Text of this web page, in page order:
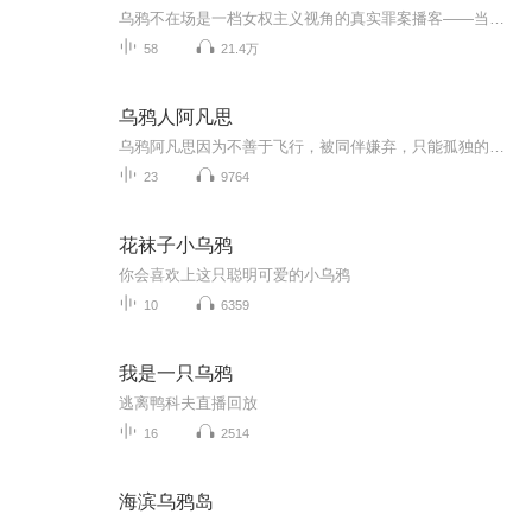
58 21.4万
乌鸦人阿凡思
23 9764
花袜子小乌鸦
你会喜欢上这只聪明可爱的小乌鸦
10 6359
我是一只乌鸦
逃离鸭科夫直播回放
16 2514
海滨乌鸦岛